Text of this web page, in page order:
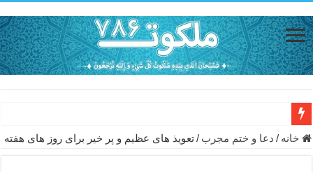
دعای مجرب برای رفع گرفتاری – ذکر قوی برای جلوگیری از اندوه و
خانه / دعا و ختم مجرب /تعویذ های عظیم و پر خیر برای روز های هفته